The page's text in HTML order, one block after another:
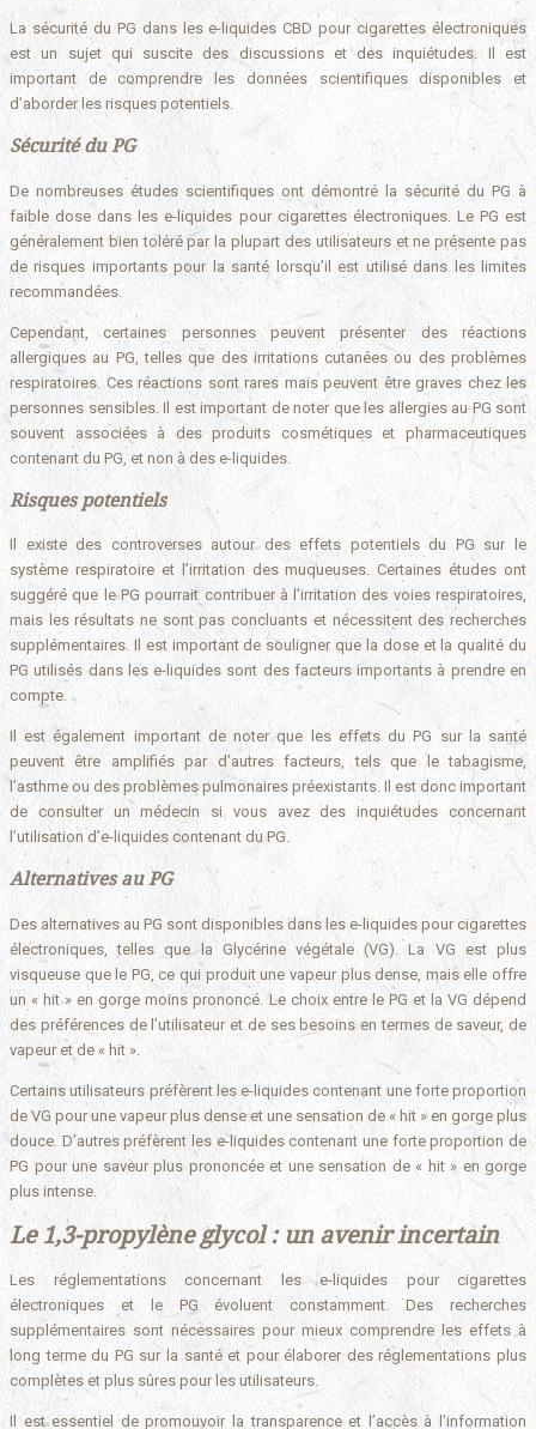
La sécurité du PG dans les e-liquides CBD pour cigarettes électroniques
est un sujet qui suscite des discussions et des inquiétudes. Il est
important de comprendre les données scientifiques disponibles et
d’aborder les risques potentiels.
Sécurité du PG
De nombreuses études scientifiques ont démontré la sécurité du PG à
faible dose dans les e-liquides pour cigarettes électroniques. Le PG est
généralement bien toléré par la plupart des utilisateurs et ne présente pas
de risques importants pour la santé lorsqu’il est utilisé dans les limites
recommandées.
Cependant, certaines personnes peuvent présenter des réactions
allergiques au PG, telles que des irritations cutanées ou des problèmes
respiratoires. Ces réactions sont rares mais peuvent être graves chez les
personnes sensibles. Il est important de noter que les allergies au PG sont
souvent associées à des produits cosmétiques et pharmaceutiques
contenant du PG, et non à des e-liquides.
Risques potentiels
Il existe des controverses autour des effets potentiels du PG sur le
système respiratoire et l’irritation des muqueuses. Certaines études ont
suggéré que le PG pourrait contribuer à l’irritation des voies respiratoires,
mais les résultats ne sont pas concluants et nécessitent des recherches
supplémentaires. Il est important de souligner que la dose et la qualité du
PG utilisés dans les e-liquides sont des facteurs importants à prendre en
compte.
Il est également important de noter que les effets du PG sur la santé
peuvent être amplifiés par d’autres facteurs, tels que le tabagisme,
l’asthme ou des problèmes pulmonaires préexistants. Il est donc important
de consulter un médecin si vous avez des inquiétudes concernant
l’utilisation d’e-liquides contenant du PG.
Alternatives au PG
Des alternatives au PG sont disponibles dans les e-liquides pour cigarettes
électroniques, telles que la Glycérine végétale (VG). La VG est plus
visqueuse que le PG, ce qui produit une vapeur plus dense, mais elle offre
un « hit » en gorge moins prononcé. Le choix entre le PG et la VG dépend
des préférences de l’utilisateur et de ses besoins en termes de saveur, de
vapeur et de « hit ».
Certains utilisateurs préfèrent les e-liquides contenant une forte proportion
de VG pour une vapeur plus dense et une sensation de « hit » en gorge plus
douce. D’autres préfèrent les e-liquides contenant une forte proportion de
PG pour une saveur plus prononcée et une sensation de « hit » en gorge
plus intense.
Le 1,3-propylène glycol : un avenir incertain
Les réglementations concernant les e-liquides pour cigarettes
électroniques et le PG évoluent constamment. Des recherches
supplémentaires sont nécessaires pour mieux comprendre les effets à
long terme du PG sur la santé et pour élaborer des réglementations plus
complètes et plus sûres pour les utilisateurs.
Il est essentiel de promouvoir la transparence et l’accès à l’information